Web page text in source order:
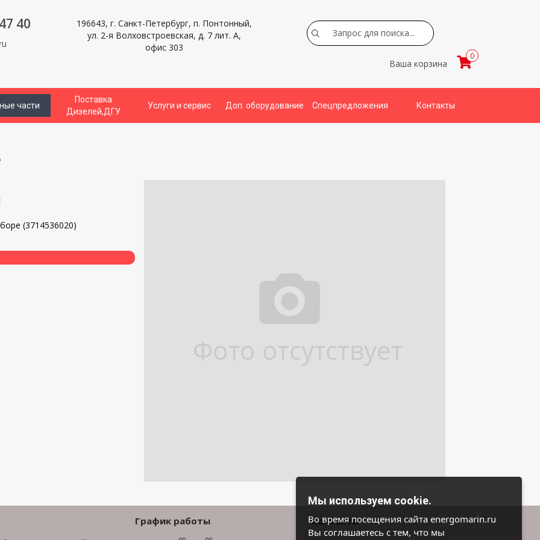
40
196643, г. Санкт-Петербург, п. Понтонный,
ул. 2-я Волховстроевская, д. 7 лит. А,
офис 303
Search
Ваша корзина
0
части
Поставка
Дизелей,ДГУ
Услуги и сервис Доп. оборудование Спецпредложения Контакты
(3714536020)
График работы
Контакты
Мы используем cookie.
Во время посещения сайта energomarin.ru
Вы соглашаетесь с тем, что мы